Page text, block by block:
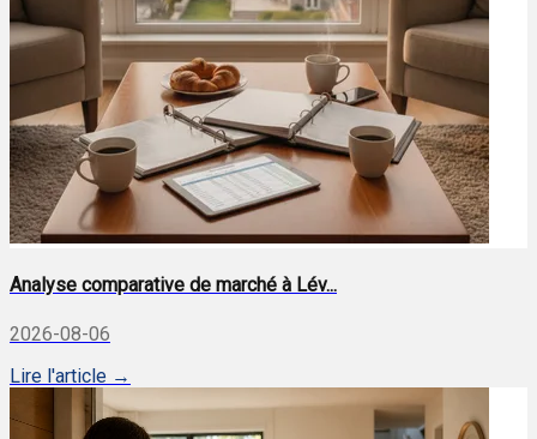
Analyse comparative de marché à Lév...
2026-08-06
Lire l'article →